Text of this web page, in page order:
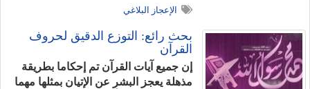
الإعجاز البلاغي
بحث رائع: التوزع الدقيق لحروف
القرآن
إن جميع آيات القرآن تم إحكاما بطريقة
مذهلة يعجز البشر عن الإتيان بمثلها مهما